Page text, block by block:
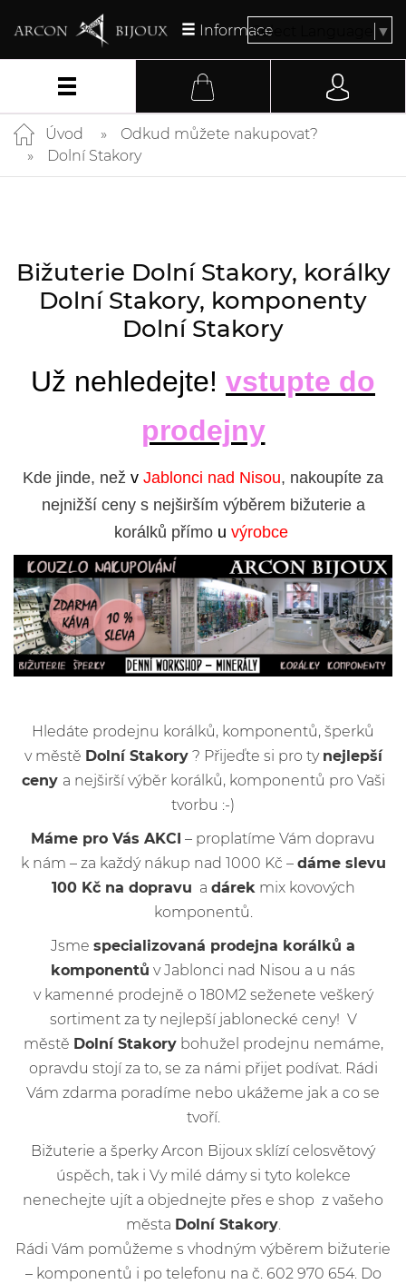
InformaceSelect Language ▼
Úvod
Odkud můžete nakupovat?
Dolní Stakory
Bižuterie Dolní Stakory, korálky
Dolní Stakory, komponenty
Dolní Stakory
Už nehledejte! vstupte do
prodejny
Kde jinde, než v Jablonci nad Nisou, nakoupíte za
nejnižší ceny s nejširším výběrem bižuterie a
korálků přímo u výrobce
Hledáte prodejnu korálků, komponentů, šperků
v městě Dolní Stakory? Přijeďte si pro ty nejlepší
ceny a nejširší výběr korálků, komponentů pro Vaši
tvorbu :-)
Máme pro Vás AKCI – proplatíme Vám dopravu
k nám – za každý nákup nad 1000 Kč – dáme slevu
100 Kč na dopravu a dárek mix kovových
komponentů.
Jsme specializovaná prodejna korálků a
komponentů v Jablonci nad Nisou a u nás
v kamenné prodejně o 180M2 seženete veškerý
sortiment za ty nejlepší jablonecké ceny! V
městě Dolní Stakorybohužel prodejnu nemáme,
opravdu stojí za to, se za námi přijet podívat. Rádi
Vám zdarma poradíme nebo ukážeme jak a co se
tvoří.
Bižuterie a šperky Arcon Bijoux sklízí celosvětový
úspěch, tak i Vy milé dámy si tyto kolekce
nenechejte ujít a objednejte přes e shop z vašeho
města Dolní Stakory.
Rádi Vám pomůžeme s vhodným výběrem bižuterie
– komponentů i po telefonu na č. 602 970 654. Do